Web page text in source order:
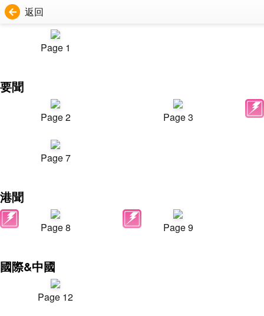
返回
Page 1
要聞
Page 2 Page 3
Page 7
港聞
Page 8 Page 9
國際&中國
Page 12